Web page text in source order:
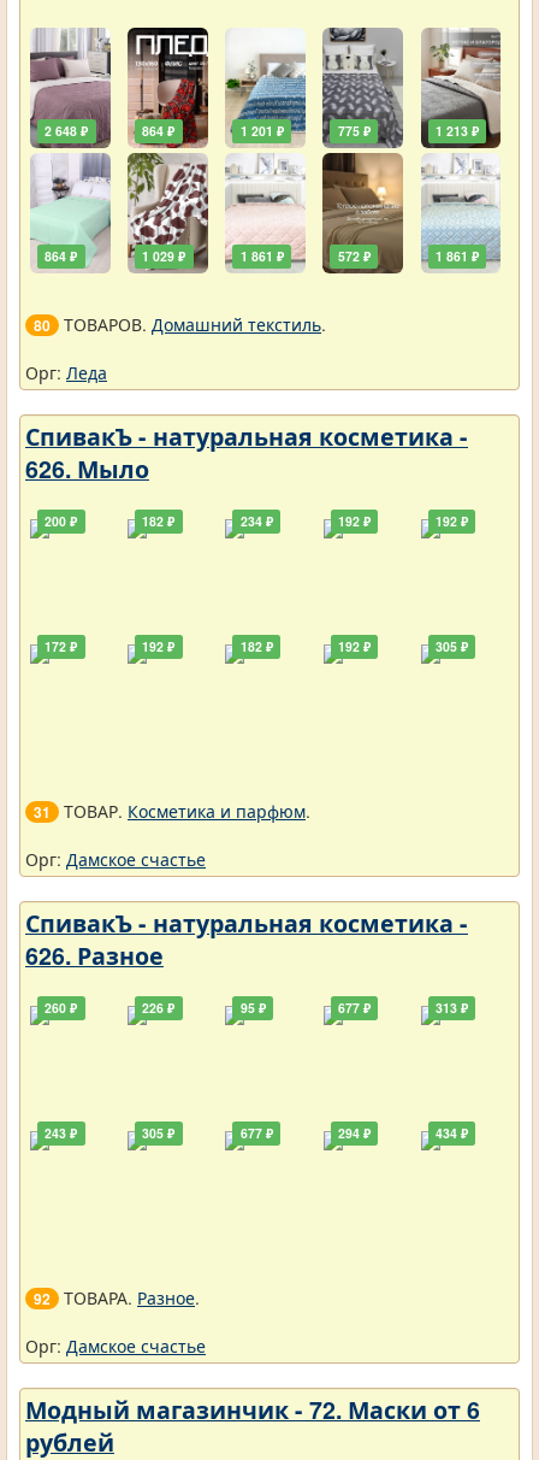
2 648 ₽
864 ₽
864 ₽
1 029 ₽
1 201 ₽
1 861 ₽
775 ₽
572 ₽
1 213 ₽
1 861 ₽
80 ТОВАРОВ. Домашний текстиль.
Орг: Леда
СпивакЪ - натуральная косметика -
626. Мыло
200 ₽
172 ₽
182 ₽
192 ₽
234 ₽
182 ₽
192 ₽
192 ₽
192 ₽
305 ₽
31 ТОВАР. Косметика и парфюм.
Орг: Дамское счастье
СпивакЪ - натуральная косметика -
626. Разное
260 ₽
243 ₽
226 ₽
305 ₽
95 ₽
677 ₽
677 ₽
294 ₽
313 ₽
434 ₽
92 ТОВАРА. Разное.
Орг: Дамское счастье
Модный магазинчик - 72. Маски от 6
рублей